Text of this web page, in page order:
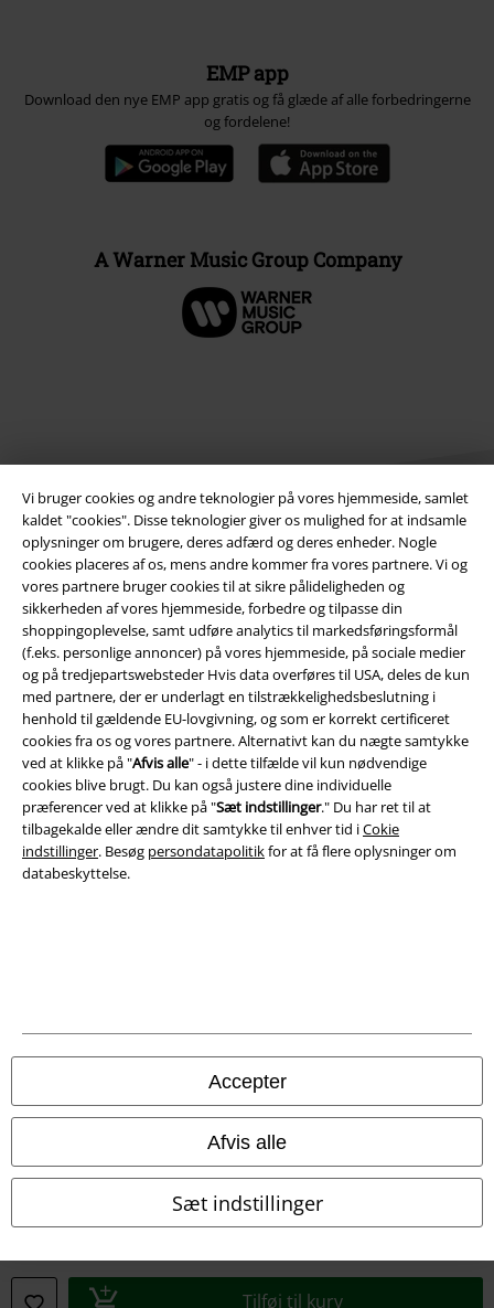
Vi bruger cookies og andre teknologier på vores hjemmeside, samlet
kaldet "cookies". Disse teknologier giver os mulighed for at indsamle
oplysninger om brugere, deres adfærd og deres enheder. Nogle
cookies placeres af os, mens andre kommer fra vores partnere. Vi og
vores partnere bruger cookies til at sikre pålideligheden og
sikkerheden af ​​vores hjemmeside, forbedre og tilpasse din
shoppingoplevelse, samt udføre analytics til markedsføringsformål
(f.eks. personlige annoncer) på vores hjemmeside, på sociale medier
og på tredjepartswebsteder Hvis data overføres til USA, deles de kun
med partnere, der er underlagt en tilstrækkelighedsbeslutning i
henhold til gældende EU-lovgivning, og som er korrekt certificeret
cookies fra os og vores partnere. Alternativt kan du nægte samtykke
ved at klikke på "Afvis alle" - i dette tilfælde vil kun nødvendige
cookies blive brugt. Du kan også justere dine individuelle
præferencer ved at klikke på "Sæt indstillinger." Du har ret til at
tilbagekalde eller ændre dit samtykke til enhver tid iCokie
indstillinger. Besøg persondatapolitikfor at få flere oplysninger om
databeskyttelse.
Accepter
Afvis alle
Sæt indstillinger
Tilføj til kurv
EMP app
Download den nye EMP app gratis og få glæde af alle forbedringerne
og fordelene!
A Warner Music Group Company
Juridisk
Salgs-, medlems- & leveringsbetingelser
Om EMP Danmark
Persondatapolitik
Bortskaffelse af affald og miljøbeskyttelse
Overensstemmelseserklæring
Oplysninger om tilgængelighed
garanteret.
EMP Webshops
EMP International
EMP France